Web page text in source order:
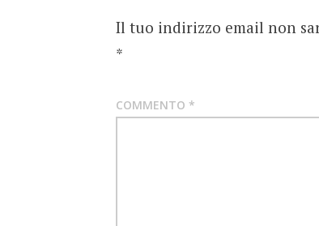
Il tuo indirizzo email non
*
COMMENTO *